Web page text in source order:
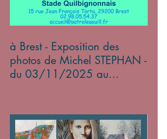
à Brest - Exposition des
photos de Michel STEPHAN -
du 03/11/2025 au